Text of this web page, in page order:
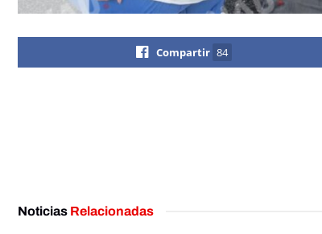
Compartir 84
Noticias Relacionadas